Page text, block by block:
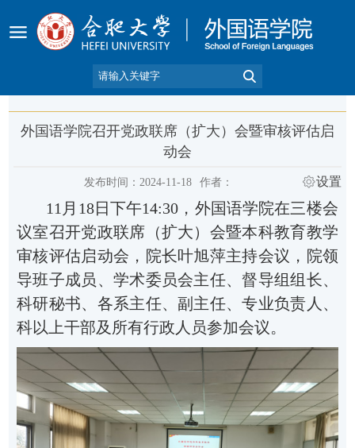
外国语学院召开党政联席（扩大）会暨审核评估启
动会
发布时间：2024-11-18 作者： 设置
11月18日下午14:30，外国语学院在三楼会
议室召开党政联席（扩大）会暨本科教育教学
审核评估启动会，院长叶旭萍主持会议，院领
导班子成员、学术委员会主任、督导组组长、
科研秘书、各系主任、副主任、专业负责人、
科以上干部及所有行政人员参加会议。